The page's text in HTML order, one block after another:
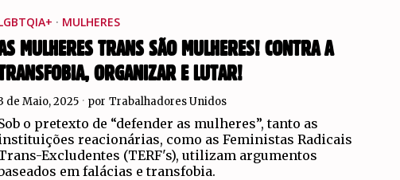
· MULHERES
MULHERES TRANS SÃO MULHERES! CONTRA A
ORGANIZAR E LUTAR!
de Maio, 2025 por Trabalhadores Unidos
o pretexto de “defender as mulheres”, tanto as
reacionárias, como as Feministas Radicais
Excludentes (TERF's), utilizam argumentos
em falácias e transfobia.